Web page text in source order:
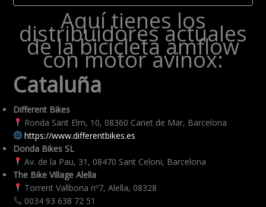
Aquí tienes los
distribuidores actuales
de la bicicleta amflow
con motor avinox:
Cataluña
Different Bikes
Ronda Sant Elm, 10, 08360 Canet de Mar, Barcelona
https://www.differentbikes.es
Donda Bikes SL
Av. de la Pau, 31, 08470 Sant Celoni, Barcelona
The Bike Village Alella
Torrent Vallbona nº7, Alella, 08328
0034 93 638 72 51